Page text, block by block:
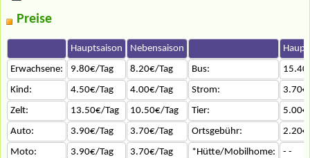
Preise
Hauptsaison Nebensaison
Erwachsene:
9.80€/Tag 8.20€/Tag Bus:
Kind:
4.50€/Tag 4.00€/Tag Strom:
Zelt:
13.50€/Tag 10.50€/Tag Tier:
Auto:
3.90€/Tag 3.70€/Tag Ortsgebühr:
Moto:
3.90€/Tag 3.70€/Tag *Hütte/Mobilhome:
- -